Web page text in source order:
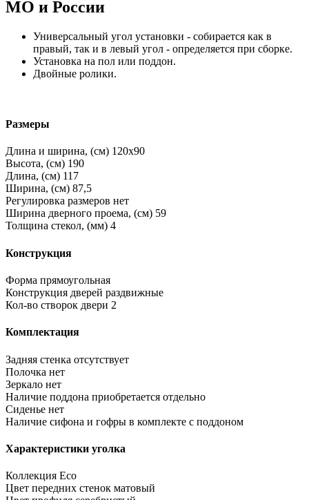
МО и России
Универсальный угол установки - собирается как в
правый, так и в левый угол - определяется при сборке.
Установка на пол или поддон.
Двойные ролики.
Размеры
Длина и ширина, (см) 120x90
Высота, (см) 190
Длина, (см) 117
Ширина, (см) 87,5
Регулировка размеров нет
Ширина дверного проема, (см) 59
Толщина стекол, (мм) 4
Конструкция
Форма прямоугольная
Конструкция дверей раздвижные
Кол-во створок двери 2
Комплектация
Задняя стенка отсутствует
Полочка нет
Зеркало нет
Наличие поддона приобретается отдельно
Сиденье нет
Наличие сифона и гофры в комплекте с поддоном
Характеристики уголка
Коллекция Eco
Цвет передних стенок матовый